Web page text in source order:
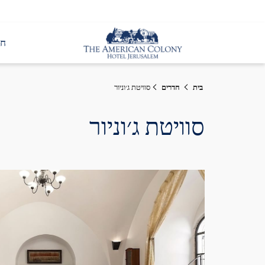
בית חדרים סוויטת ג׳וניור
סוויטת ג׳וניור